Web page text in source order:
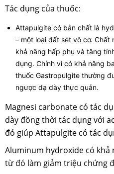
Tác dụng của thuốc:
Attapulgite có bản chất là
– một loại đất sét vô cơ. Chất
khả năng hấp phụ và tăng
dụng. Chính vì có khả năng
thuốc Gastropulgite thường
ngược dạ dày thực quản.
Magnesi carbonate có tác
dày đồng thời tác dụng với
đó giúp Attapulgite có tác
Aluminum hydroxide có khả
từ đó làm giảm triệu chứng